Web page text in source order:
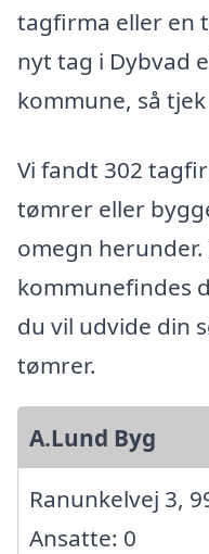
tagfirma eller en
nyt tag i Dybvad
kommune, så
Vi fandt 302
tømrer eller
omegn
kommunefindes
du vil udvide din
tømrer.
A.Lund Byg
Ranunkelvej 3,
Ansatte: 0